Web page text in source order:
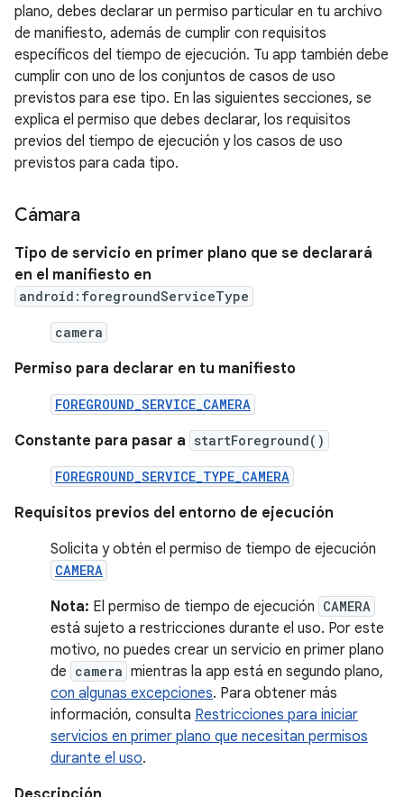
plano, debes declarar un permiso particular en tu archivo
de manifiesto, además de cumplir con requisitos
específicos del tiempo de ejecución. Tu app también debe
cumplir con uno de los conjuntos de casos de uso
previstos para ese tipo. En las siguientes secciones, se
explica el permiso que debes declarar, los requisitos
previos del tiempo de ejecución y los casos de uso
previstos para cada tipo.
Cámara
Tipo de servicio en primer plano que se declarará
en el manifiesto en
android:foregroundServiceType
camera
Permiso para declarar en tu manifiesto
FOREGROUND_SERVICE_CAMERA
Constante para pasar a startForeground()
FOREGROUND_SERVICE_TYPE_CAMERA
Requisitos previos del entorno de ejecución
Solicita y obtén el permiso de tiempo de ejecución
CAMERA
Nota: El permiso de tiempo de ejecución CAMERA
está sujeto a restricciones durante el uso. Por este
motivo, no puedes crear un servicio en primer plano
de camera mientras la app está en segundo plano,
con algunas excepciones. Para obtener más
información, consulta Restricciones para iniciar
servicios en primer plano que necesitan permisos
durante el uso.